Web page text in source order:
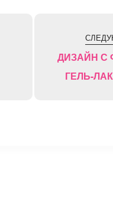
ДИЗАЙН С
ГЕЛЬ-